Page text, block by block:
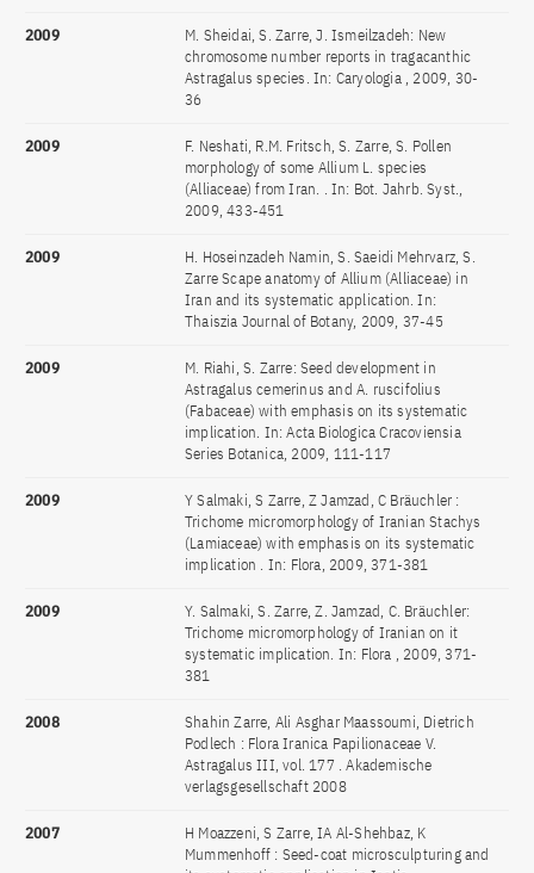
2009
M. Sheidai, S. Zarre, J. Ismeilzadeh: New
chromosome number reports in tragacanthic
Astragalus species. In: Caryologia , 2009, 30-
36
2009
F. Neshati, R.M. Fritsch, S. Zarre, S. Pollen
morphology of some Allium L. species
(Alliaceae) from Iran. . In: Bot. Jahrb. Syst.,
2009, 433-451
2009
H. Hoseinzadeh Namin, S. Saeidi Mehrvarz, S.
Zarre Scape anatomy of Allium (Alliaceae) in
Iran and its systematic application. In:
Thaiszia Journal of Botany, 2009, 37-45
2009
M. Riahi, S. Zarre: Seed development in
Astragalus cemerinus and A. ruscifolius
(Fabaceae) with emphasis on its systematic
implication. In: Acta Biologica Cracoviensia
Series Botanica, 2009, 111-117
2009
Y Salmaki, S Zarre, Z Jamzad, C Bräuchler :
Trichome micromorphology of Iranian Stachys
(Lamiaceae) with emphasis on its systematic
implication . In: Flora, 2009, 371-381
2009
Y. Salmaki, S. Zarre, Z. Jamzad, C. Bräuchler:
Trichome micromorphology of Iranian on it
systematic implication. In: Flora , 2009, 371-
381
2008
Shahin Zarre, Ali Asghar Maassoumi, Dietrich
Podlech : Flora Iranica Papilionaceae V.
Astragalus III, vol. 177 . Akademische
verlagsgesellschaft 2008
2007
H Moazzeni, S Zarre, IA Al-Shehbaz, K
Mummenhoff : Seed-coat microsculpturing and